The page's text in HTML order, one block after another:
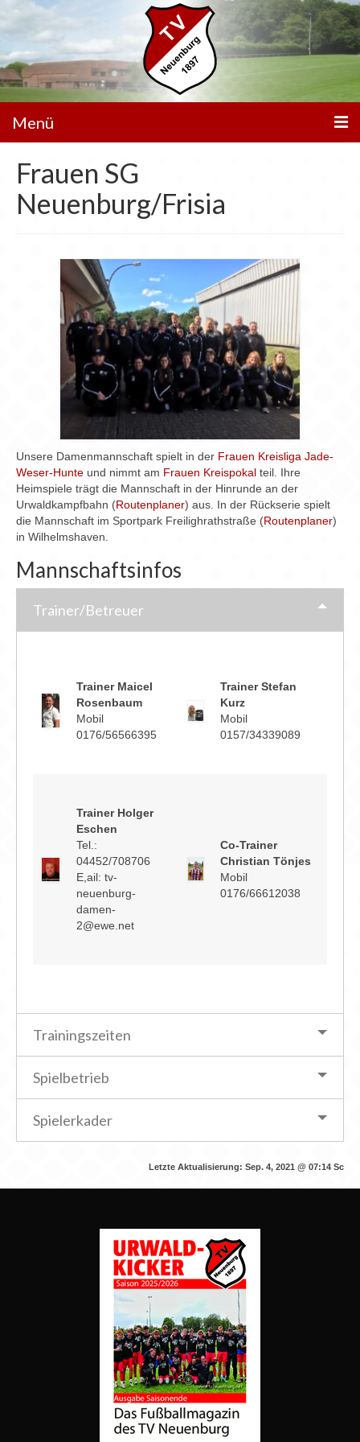
Menü
Unser Verein
Spielbetrieb
Walking Football
Sportanlagen
Sponsoren
Frauen SG
Neuenburg/Frisia
Unsere Damenmannschaft spielt in der Frauen Kreisliga Jade-
Weser-Hunte und nimmt am Frauen Kreispokal teil. Ihre
Heimspiele trägt die Mannschaft in der Hinrunde an der
Urwaldkampfbahn (Routenplaner) aus. In der Rückserie spielt
die Mannschaft im Sportpark Freilighrathstraße (Routenplaner)
in Wilhelmshaven.
Mannschaftsinfos
Trainer/Betreuer
Trainer Maicel
Rosenbaum
Mobil
0176/56566395
Trainer Stefan
Kurz
Mobil
0157/34339089
Trainer Holger
Eschen
Tel.:
04452/708706
E,ail: tv-
neuenburg-
damen-
2@ewe.net
Co-Trainer
Christian Tönjes
Mobil
0176/66612038
Trainingszeiten
Spielbetrieb
Spielerkader
Letzte Aktualisierung: Sep. 4, 2021 @ 07:14 Sc